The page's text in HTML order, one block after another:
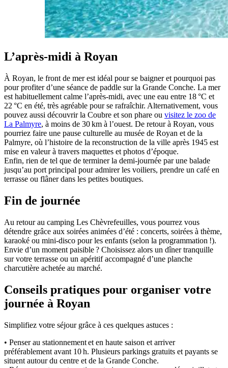
L’après-midi à Royan
À Royan, le front de mer est idéal pour se baigner et pourquoi pas
pour profiter d’une séance de paddle sur la Grande Conche. La mer
est habituellement calme l’après-midi, avec une eau entre 18 °C et
22 °C en été, très agréable pour se rafraîchir. Alternativement, vous
pouvez aussi découvrir la Coubre et son phare ou visitez le zoo de
La Palmyre, à moins de 30 km à l’ouest. De retour à Royan, vous
pourriez faire une pause culturelle au musée de Royan et de la
Palmyre, où l’histoire de la reconstruction de la ville après 1945 est
mise en valeur à travers maquettes et photos d’époque.
Enfin, rien de tel que de terminer la demi-journée par une balade
jusqu’au port principal pour admirer les voiliers, prendre un café en
terrasse ou flâner dans les petites boutiques.
Fin de journée
Au retour au camping Les Chèvrefeuilles, vous pourrez vous
détendre grâce aux soirées animées d’été : concerts, soirées à thème,
karaoké ou mini-disco pour les enfants (selon la programmation !).
Envie d’un moment paisible ? Choisissez alors un dîner tranquille
sur votre terrasse ou un apéritif accompagné d’une planche
charcutière achetée au marché.
Conseils pratiques pour organiser votre
journée à Royan
Simplifiez votre séjour grâce à ces quelques astuces :
• Penser au stationnement et en haute saison et arriver
préférablement avant 10 h. Plusieurs parkings gratuits et payants se
situent autour du centre et de la Grande Conche.